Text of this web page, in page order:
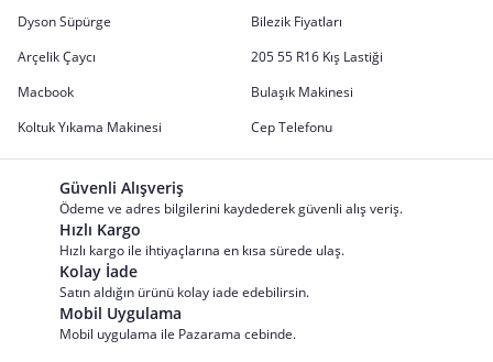
Dyson Süpürge
Bilezik Fiyatları
Arçelik Çaycı
205 55 R16 Kış Lastiği
Macbook
Bulaşık Makinesi
Koltuk Yıkama Makinesi
Cep Telefonu
Güvenli Alışveriş
Ödeme ve adres bilgilerini kaydederek güvenli alış veriş.
Hızlı Kargo
Hızlı kargo ile ihtiyaçlarına en kısa sürede ulaş.
Kolay İade
Satın aldığın ürünü kolay iade edebilirsin.
Mobil Uygulama
Mobil uygulama ile Pazarama cebinde.